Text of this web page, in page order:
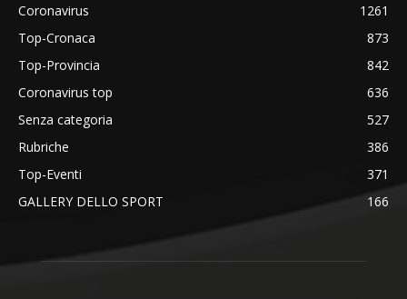
Coronavirus
1261
Top-Cronaca
873
Top-Provincia
842
Coronavirus top
636
Senza categoria
527
Rubriche
386
Top-Eventi
371
GALLERY DELLO SPORT
166